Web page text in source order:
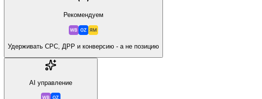
Рекомендуем
Удерживать CPC, ДРР и конверсию - а не позицию
AI управление